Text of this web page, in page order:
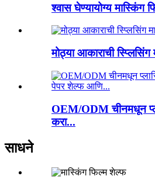
श्वास घेण्यायोग्य मास्किंग
मोठ्या आकाराची
OEM/ODM चीनमधून
करा...
साधने